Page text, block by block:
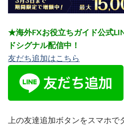
★海外FXお役立ちガイド公式
ドシグナル配信中！
友だち追加はこちら
上の友達追加ボタンをスマホで